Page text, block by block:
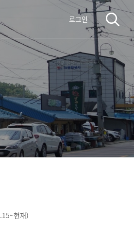
로그인
현재)